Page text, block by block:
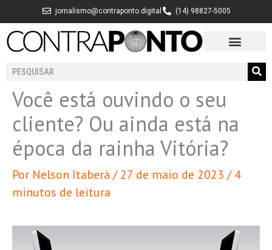
para
jornalismo@contraponto.digital (14) 98827-5005
Pesquisar
Você está ouvindo o seu
cliente? Ou ainda está na
época da rainha Vitória?
Por Nelson Itaberá /27 de maio de 2023 /4
minutos de leitura